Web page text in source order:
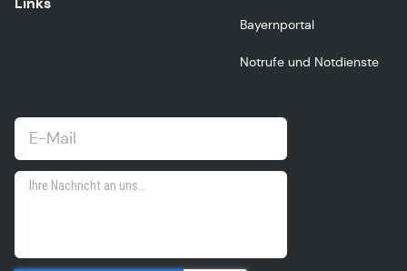
Bayernportal
Notrufe und Notdienste